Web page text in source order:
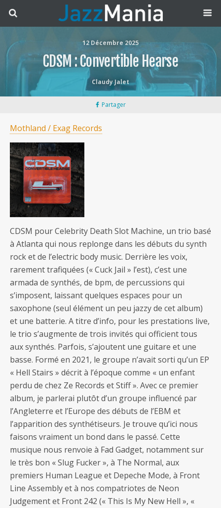
12 Décembre 2025
CDSM : Convertible Hearse
Claudy Jalet
Partager
Mothland / Exag Records
CDSM pour Celebrity Death Slot Machine, un trio basé
à Atlanta qui nous replonge dans les débuts du synth
rock et de l’electric body music. Derrière les voix,
rarement trafiquées (« Cuck Jail » l’est), c’est une
armada de synthés, de bpm, de percussions qui
s’imposent, laissant quelques espaces pour un
saxophone (seul élément un peu jazzy de cet album)
et une batterie. A titre d’info, pour les prestations live,
le trio s’augmente de trois invités qui officient tous
aux synthés. Parfois, s’ajoutent une guitare et une
basse. Formé en 2021, le groupe n’avait sorti qu’un EP
« Hell Stairs » décrit à l’époque comme « un enfant
perdu de chez Ze Records et Stiff ». Avec ce premier
album, je parlerai plutôt d’un groupe influencé par
l’Angleterre et l’Europe des débuts de l’EBM et
l’apparition des synthétiseurs. Je trouve qu’ici nous
faisons vraiment un bond dans le passé. Cette
musique nous renvoie à Fad Gadget, notamment sur
le très bon « Slug Fucker », à The Normal, aux
premiers Human League et Depeche Mode, à Front
Line Assembly et à nos compatriotes de Neon
Judgement et Front 242 (« This Is My New Hell », «